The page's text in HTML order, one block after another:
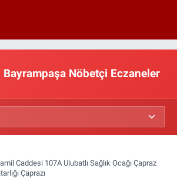
Nöbetçi Eczaneler
Caddesi 107A Ulubatlı Sağlık Ocağı Çapraz
Çaprazı